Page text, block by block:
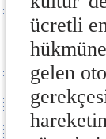
ücretli
gelen